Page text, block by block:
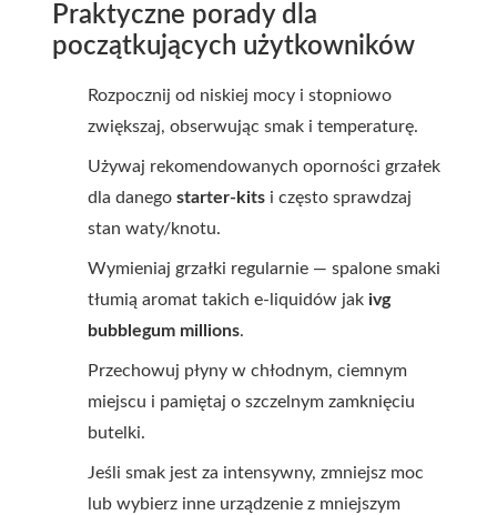
Praktyczne porady dla
początkujących użytkowników
Rozpocznij od niskiej mocy i stopniowo
zwiększaj, obserwując smak i temperaturę.
Używaj rekomendowanych oporności grzałek
dla danego starter-kits i często sprawdzaj
stan waty/knotu.
Wymieniaj grzałki regularnie — spalone smaki
tłumią aromat takich e-liquidów jak ivg
bubblegum millions.
Przechowuj płyny w chłodnym, ciemnym
miejscu i pamiętaj o szczelnym zamknięciu
butelki.
Jeśli smak jest za intensywny, zmniejsz moc
lub wybierz inne urządzenie z mniejszym